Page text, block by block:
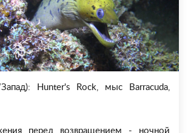
Hunter's Rock, мыс Barracuda,
перед возвращением - ночной